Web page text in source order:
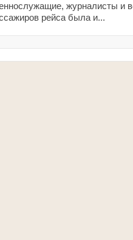
журналисты и
рейса была и...